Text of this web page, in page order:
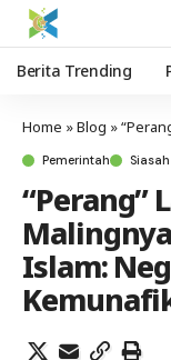
Berita Trending
Home »Blog »“Perang”
Pemerintah Siasah
“Perang”
Islam: